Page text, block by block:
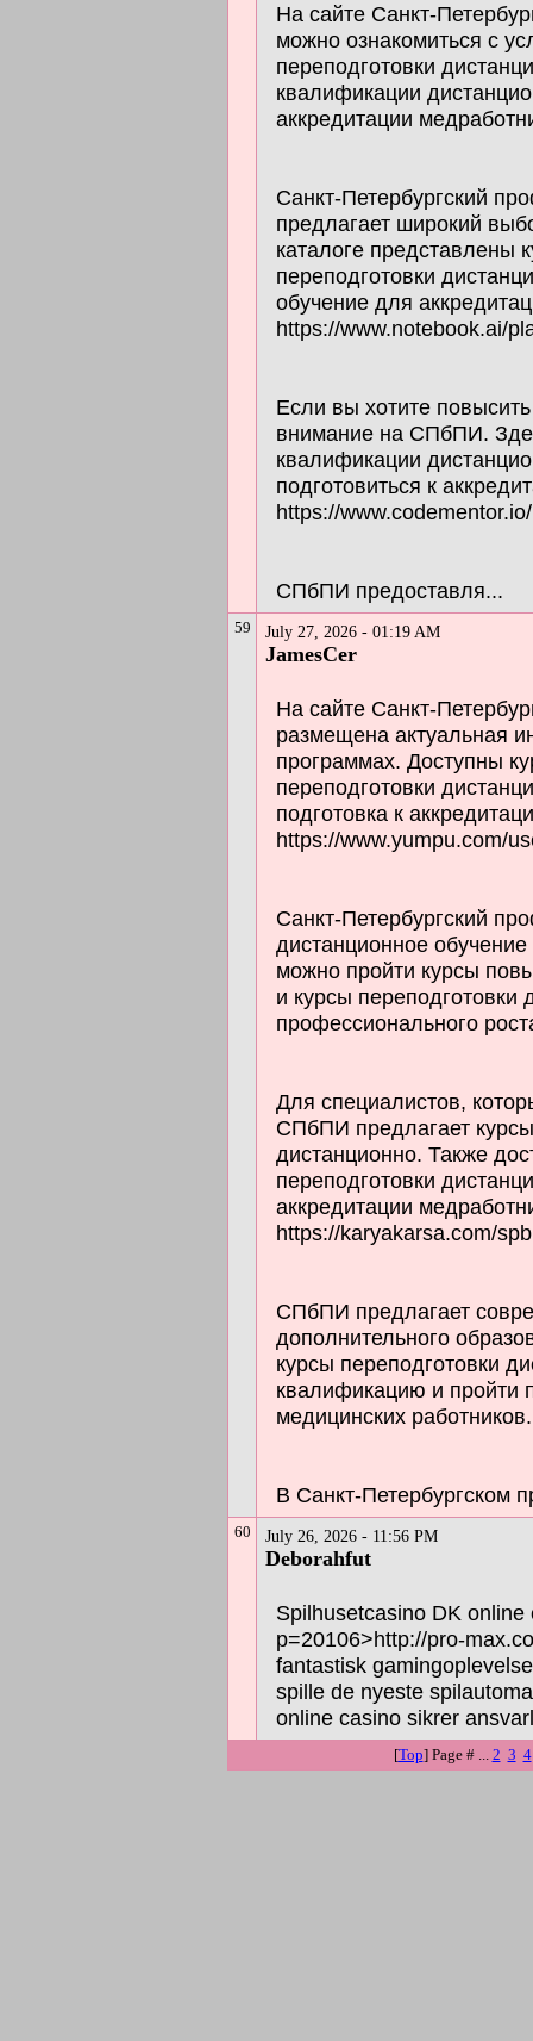
На сайте Санкт-
можно ознакомиться с
переподготовки
квалификации
аккредитации
Санкт-Петербургский
предлагает широкий
каталоге представлены
переподготовки
обучение для
https://www.notebook.ai/
Если вы хотите
внимание на СПбПИ.
квалификации
подготовиться к
https://
СПбПИ предоставля...
59 July 27, 2026 - 01:19 AM
JamesCer
На сайте Санкт-
размещена актуальная
программах. Доступны
переподготовки
подготовка к
https://www.yumpu.com/
Санкт-Петербургский
дистанционное
можно пройти курсы
и курсы
профессионального
Для специалистов,
СПбПИ предлагает
дистанционно. Также
переподготовки
аккредитации
https://karyakarsa.com/
СПбПИ предлагает
дополнительного
курсы переподготовки
квалификацию и пройти
медицинских
В Санкт-Петербургском
60 July 26, 2026 - 11:56 PM
Deborahfut
Spilhusetcasino DK
p=20106>http://pro-
fantastisk
spille de nyeste
online casino sikrer
[Top] Page # ... 2 3 4